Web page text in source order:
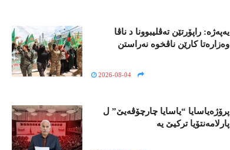
یەپەژە: راپۆرتێن تەڤلیبوونا د ناڤا
وەزارەتا کارێن ناڤخوە نەراستن
2026-08-04
پرۆژەیاسایا “یاسایا چارچۆڤەیێ” ل
پارلامەنتۆیا تركیێ یه‌